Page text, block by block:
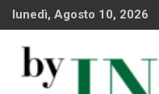
Skiplunedì, Agosto 10, 2026